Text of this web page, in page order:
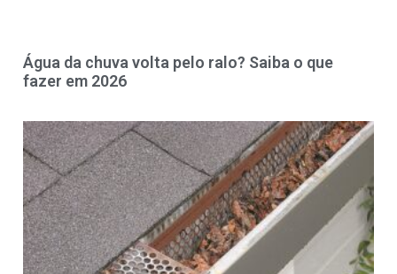
Água da chuva volta pelo ralo? Saiba o que
fazer em 2026